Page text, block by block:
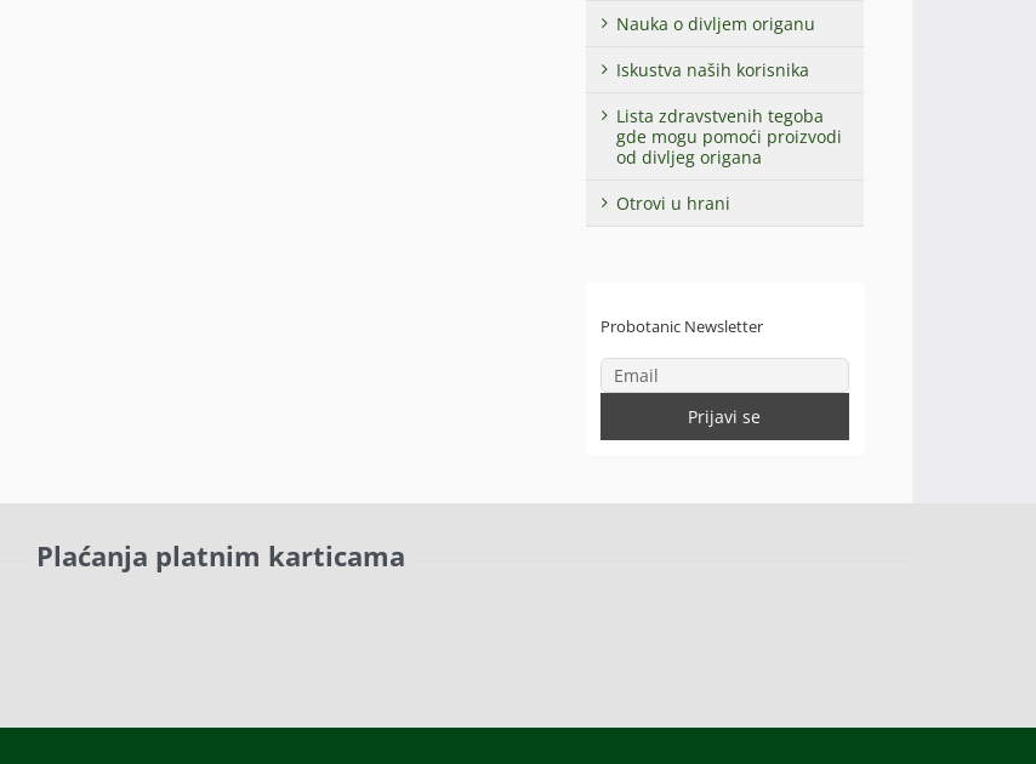
Nauka o divljem origanu
Iskustva naših korisnika
Lista zdravstvenih tegoba
gde mogu pomoći proizvodi
od divljeg origana
Otrovi u hrani
Probotanic Newsletter
Plaćanja platnim karticama